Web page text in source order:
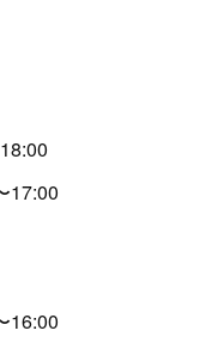
17:00
16:00